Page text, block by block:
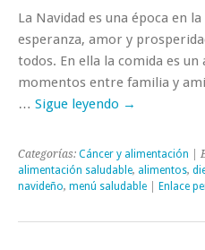
La Navidad es una época en
esperanza, amor y
todos. En ella la comida es
momentos entre familia y
… Sigue leyendo →
Categorías: Cáncer y alimentación |
alimentación saludable, alimentos,
navideño, menú saludable Enlace